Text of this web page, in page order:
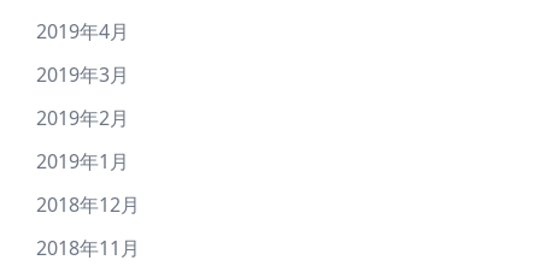
2019年4月
2019年3月
2019年2月
2019年1月
2018年12月
2018年11月